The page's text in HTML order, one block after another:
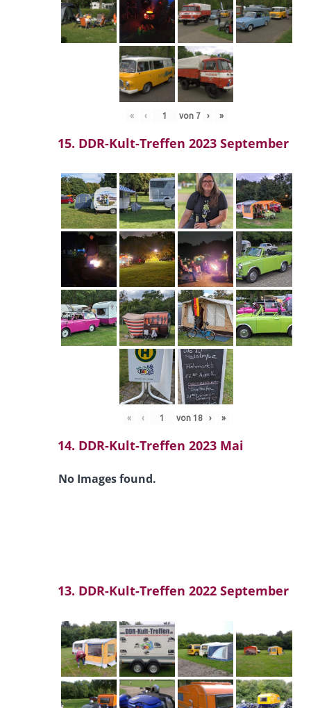
« ‹ von 7 › »
15. DDR-Kult-Treffen 2023 September
« ‹ von 18 › »
14. DDR-Kult-Treffen 2023 Mai
No Images found.
13. DDR-Kult-Treffen 2022 September